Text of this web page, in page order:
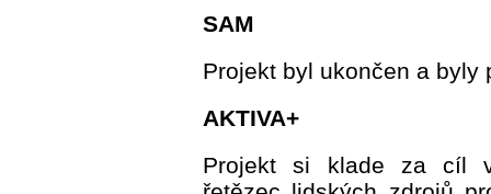
SAM
Projekt byl ukončen a byly
AKTIVA+
Projekt si klade za cíl